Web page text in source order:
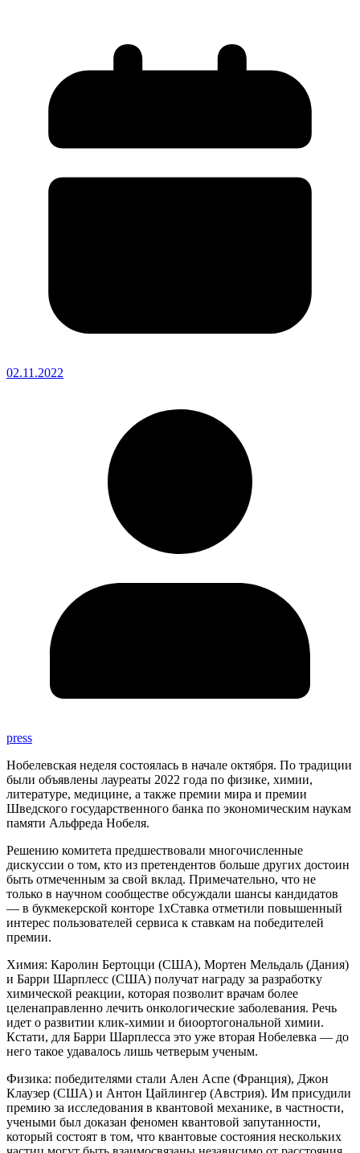
02.11.2022
press
Нобелевская неделя состоялась в начале октября. По традиции
были объявлены лауреаты 2022 года по физике, химии,
литературе, медицине, а также премии мира и премии
Шведского государственного банка по экономическим наукам
памяти Альфреда Нобеля.
Решению комитета предшествовали многочисленные
дискуссии о том, кто из претендентов больше других достоин
быть отмеченным за свой вклад. Примечательно, что не
только в научном сообществе обсуждали шансы кандидатов
— в букмекерской конторе 1хСтавка отметили повышенный
интерес пользователей сервиса к ставкам на победителей
премии.
Химия: Каролин Бертоцци (США), Мортен Мельдаль (Дания)
и Барри Шарплесс (США) получат награду за разработку
химической реакции, которая позволит врачам более
целенаправленно лечить онкологические заболевания. Речь
идет о развитии клик-химии и биоортогональной химии.
Кстати, для Барри Шарплесса это уже вторая Нобелевка — до
него такое удавалось лишь четверым ученым.
Физика: победителями стали Ален Аспе (Франция), Джон
Клаузер (США) и Антон Цайлингер (Австрия). Им присудили
премию за исследования в квантовой механике, в частности,
учеными был доказан феномен квантовой запутанности,
который состоят в том, что квантовые состояния нескольких